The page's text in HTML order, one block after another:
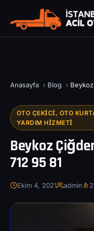
Anasayfa › Blog ›
OTO ÇEKICI, OTO
YARDIM HIZMETI
Beykoz
712 95 81
Ekim 4, 2021 admin